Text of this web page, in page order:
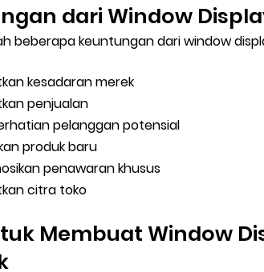
dari Window
beberapa keuntungan dari window
kesadaran merek
penjualan
pelanggan potensial
produk baru
penawaran khusus
citra toko
Membuat Window